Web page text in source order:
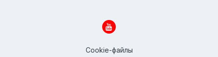
Cookie-файлы